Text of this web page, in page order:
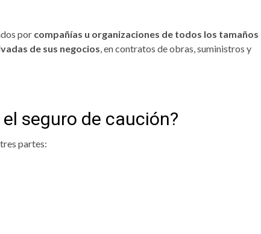
por compañías u organizaciones de todos los tamaños
de sus negocios, en contratos de obras, suministros y
seguro de caución?
partes: